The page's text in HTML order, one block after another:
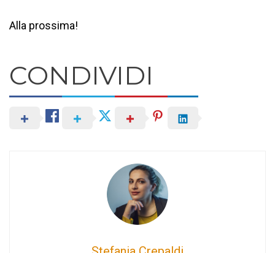
Alla prossima!
CONDIVIDI